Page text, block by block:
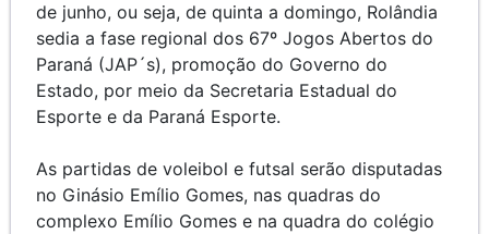
de junho, ou seja, de quinta a domingo, Rolândia
sedia a fase regional dos 67º Jogos Abertos do
Paraná (JAP´s), promoção do Governo do
Estado, por meio da Secretaria Estadual do
Esporte e da Paraná Esporte.
As partidas de voleibol e futsal serão disputadas
no Ginásio Emílio Gomes, nas quadras do
complexo Emílio Gomes e na quadra do colégio